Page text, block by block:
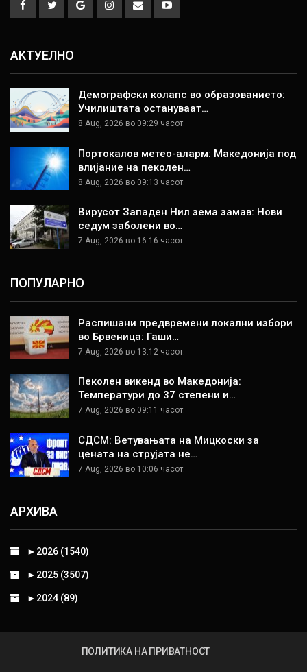
АКТУЕЛНО
Демографски колапс во образованието:
Училиштата остануваат…
8 Aug, 2026 во 09:29 часот.
Портокалов метео-аларм: Македонија под
влијание на пеколен…
8 Aug, 2026 во 09:13 часот.
Вирусот Западен Нил зема замав: Нови
седум заболени во…
7 Aug, 2026 во 16:16 часот.
ПОПУЛАРНО
Распишани предвремени локални избори
во Брвеница: Гаши…
7 Aug, 2026 во 13:12 часот.
Пеколен викенд во Македонија:
Температури до 37 степени и…
7 Aug, 2026 во 09:11 часот.
СДСМ: Ветувањата на Мицкоски за
цената на струјата не…
7 Aug, 2026 во 10:06 часот.
АРХИВА
► 2026 (1540)
► 2025 (3507)
► 2024 (89)
ПОЛИТИКА НА ПРИВАТНОСТ